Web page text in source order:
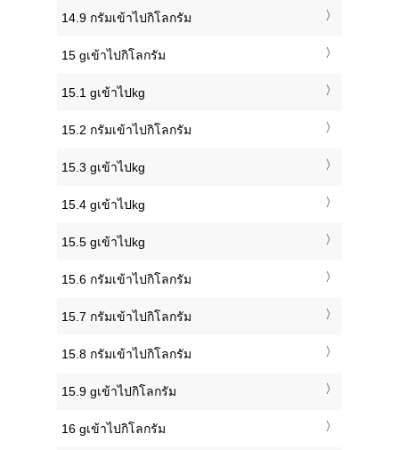
14.9 กรัมเข้าไปกิโลกรัม
15 gเข้าไปกิโลกรัม
15.1 gเข้าไปkg
15.2 กรัมเข้าไปกิโลกรัม
15.3 gเข้าไปkg
15.4 gเข้าไปkg
15.5 gเข้าไปkg
15.6 กรัมเข้าไปกิโลกรัม
15.7 กรัมเข้าไปกิโลกรัม
15.8 กรัมเข้าไปกิโลกรัม
15.9 gเข้าไปกิโลกรัม
16 gเข้าไปกิโลกรัม